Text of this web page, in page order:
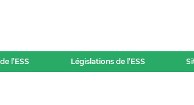
l’ESS Législations de l’ESS